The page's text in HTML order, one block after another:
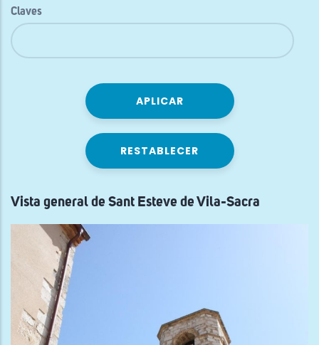
Claves
Vista general de Sant Esteve de Vila-Sacra